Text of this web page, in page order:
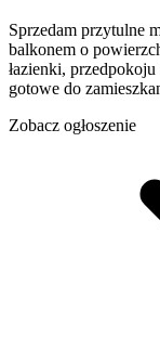
Sprzedam przytulne
balkonem o
łazienki,
gotowe do
Zobacz ogłoszenie